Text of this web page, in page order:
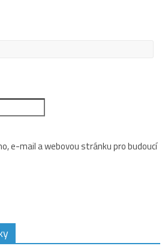
e-mail a webovou stránku pro budoucí